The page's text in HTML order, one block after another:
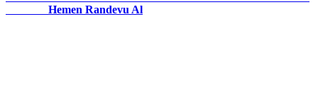
Hemen Randevu Al